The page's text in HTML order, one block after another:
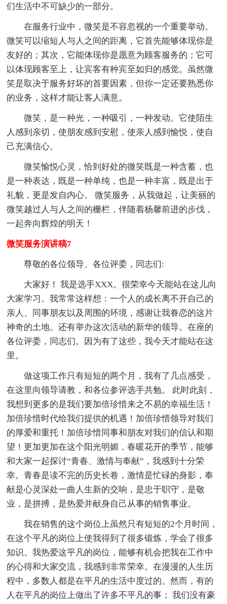
们生活中不可缺少的一部分。
在服务行业中，微笑是不容忽视的一个重要举动。
微笑可以缩短人与人之间的距离，它首先能够体现你是
友好的；其次，它能体现你是愿意为顾客服务的；它可
以体现顾客至上，让宾客有种宾至如归的感觉。虽然微
笑是取决于服务好坏的首要因素，但你一定还要熟悉你
的业务，这样才能让客人满意。
微笑，是一种光，一种吸引，一种发动。它使陌生
人感到亲切，使朋友感到安慰，使亲人感到愉悦，使自
己充满信心。
微笑愉悦心灵，恰到好处的微笑既是一种含蓄，也
是一种表达，既是一种单纯，也是一种丰富，既是出于
礼貌，更是发自内心。 微笑服务，从我做起，让美丽的
微笑越过人与人之间的栅栏，伴随着杨馨前进的步伐，
一起奔向辉煌的明天！
微笑服务演讲稿7
尊敬的各位领导、各位评委，同志们:
大家好！ 我是选手XXX。很荣幸今天能站在这儿向
大家学习。我常常这样想：一个人的成长离不开自己的
亲人、同事朋友以及周围的环境，感谢让我眷恋的这片
神奇的土地。还有举办这次活动的新华的领导。在座的
各位评委，同志们。因为有了这些，我今天才能站在这
里。
做这项工作只有短短的两个月，我有了几点感受，
在这里向领导请教，和各位参评选手共勉。 此时此刻，
我想到更多的是我们要加倍珍惜来之不易的幸福生活！
加倍珍惜时代给我们提供的机遇！加倍珍惜领导对我们
的厚爱和重托！加倍珍惜同事和朋友对我们的信认和期
望！更加更加在这个阳光明媚，春暖花开的季节，能够
和大家一起探讨“青春、激情与奉献”，我感到十分荣
幸。青春是读不完的历史长卷，激情是忙碌的身影，奉
献是心灵深处一曲人生新的交响，是忠于职守，是敬
业，是拼搏，是热爱并献身自己从事的销售事业。
我在销售的这个岗位上虽然只有短短的2个月时间，
在这个平凡的岗位上使我得到了很多锻炼，学会了很多
知识。我热爱这平凡的岗位，能够有机会把我在工作中
的心得和大家交流，我感到非常荣幸。在漫漫的人生历
程中，多数人都是在平凡的生活中度过的。然而，有的
人在平凡的岗位上做出了许多不平凡的事； 我们没有豪